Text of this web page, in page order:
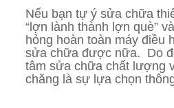
Nếu bạn tự ý sửa chữa
“lợn lành thành lợn què”
hỏng hoàn toàn máy điều
sửa chữa được nữa. Do
tâm sửa chữa chất lượng
chăng là sự lựa chọn